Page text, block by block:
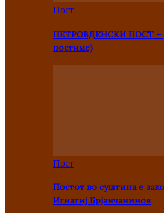
Пост
ПЕТРОВДЕНСКИ ПОСТ –
постиме)
Пост
Постот во суштина е
Игнатиј Брјанчанинов